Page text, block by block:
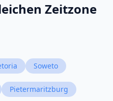
Zeitzone
Soweto
Pietermaritzburg